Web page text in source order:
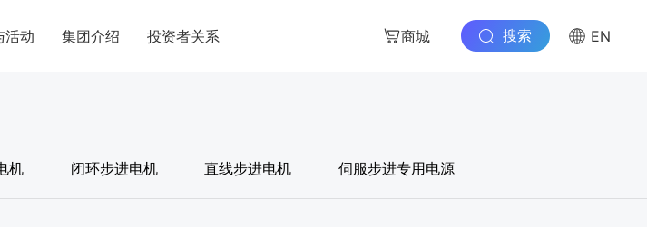
活动 集团介绍 投资者关系 商城 搜索 EN
机 闭环步进电机 直线步进电机 伺服步进专用电源